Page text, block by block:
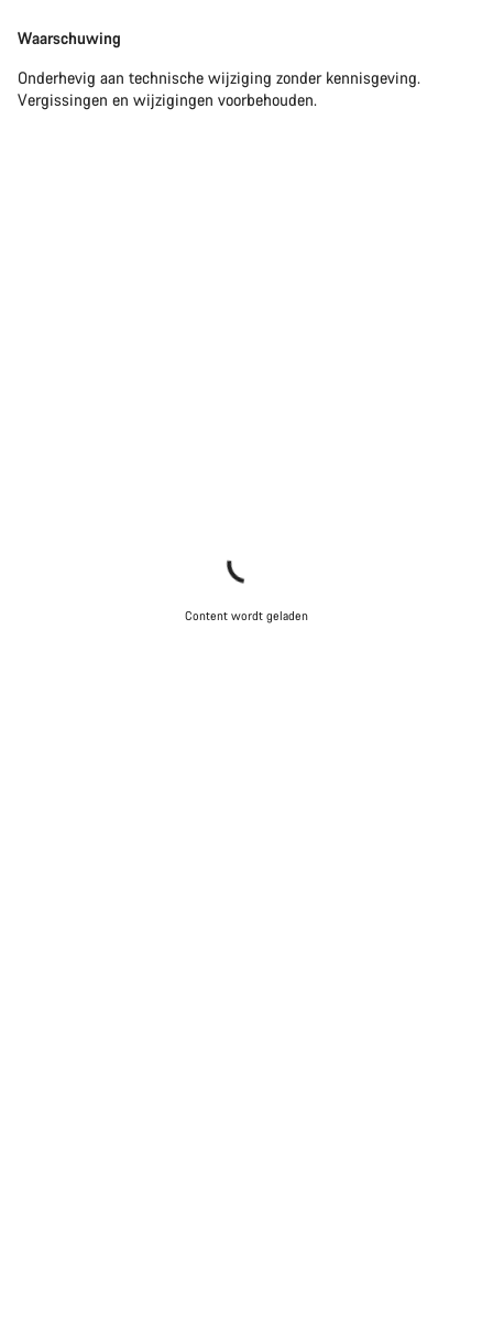
Waarschuwing
Onderhevig aan technische wijziging zonder kennisgeving.
Vergissingen en wijzigingen voorbehouden.
Content wordt geladen